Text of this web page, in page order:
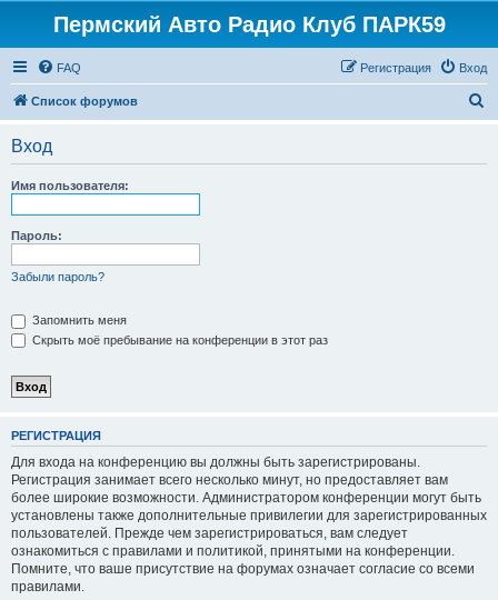
Пермский Авто Радио Клуб ПАРК59
FAQ Вход
Регистрация
Список форумов
Вход
Имя пользователя:
Пароль:
Забыли пароль?
Запомнить меня
Скрыть моё пребывание на конференции в этот раз
РЕГИСТРАЦИЯ
Для входа на конференцию вы должны быть зарегистрированы.
Регистрация занимает всего несколько минут, но предоставляет вам
более широкие возможности. Администратором конференции могут быть
установлены также дополнительные привилегии для зарегистрированных
пользователей. Прежде чем зарегистрироваться, вам следует
ознакомиться с правилами и политикой, принятыми на конференции.
Помните, что ваше присутствие на форумах означает согласие со всеми
правилами.